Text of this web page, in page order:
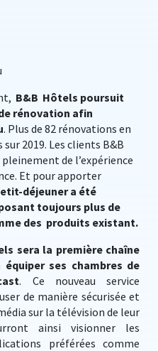
B&B Hôtels poursuit
rénovation afin
. Plus de 82 rénovations en
sur 2019. Les clients B&B
de l’expérience
Et pour apporter
déjeuner a été
toujours plus de
des produits existant.
sera la première chaîne
ses chambres de
. Ce nouveau service
de manière sécurisée et
sur la télévision de leur
ainsi visionner les
préférées comme